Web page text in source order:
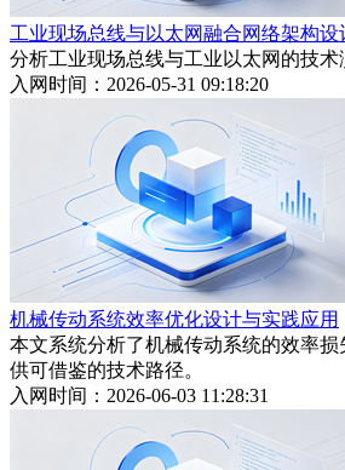
工业现场总线与以太网融合网络架构设
分析工业现场总线与工业以太网的技
入网时间：2026-05-31 09:18:20
机械传动系统效率优化设计与实践应用
本文系统分析了机械传动系统的效率
供可借鉴的技术路径。
入网时间：2026-06-03 11:28:31